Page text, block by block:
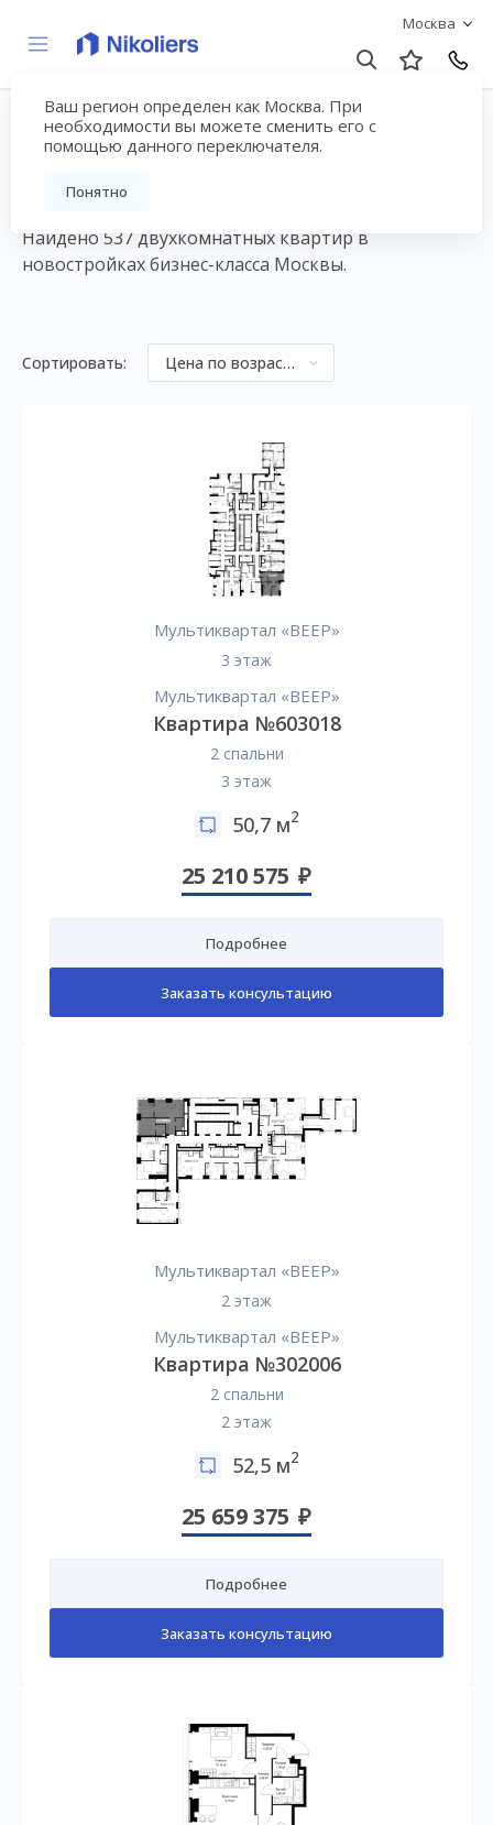
Москва
Ваш регион определен как Москва. При
необходимости вы можете сменить его с
помощью данного переключателя.
Понятно
2-комнатные квартиры
бизнес-класса в Москве
Найдено 537 двухкомнатных квартир в
новостройках бизнес-класса Москвы.
Сортировать: Цена по возрастанию
Мультиквартал «ВЕЕР»
3 этаж
Мультиквартал «ВЕЕР»
Квартира №603018
2 спальни
3 этаж
50,7 м2
25 210 575
Подробнее
Заказать консультацию
Мультиквартал «ВЕЕР»
2 этаж
Мультиквартал «ВЕЕР»
Квартира №302006
2 спальни
2 этаж
52,5 м2
25 659 375
Подробнее
Заказать консультацию